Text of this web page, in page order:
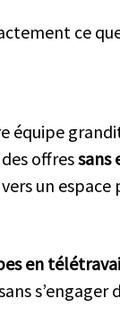
ce
équipe
offressans
un espace
en
s’engager